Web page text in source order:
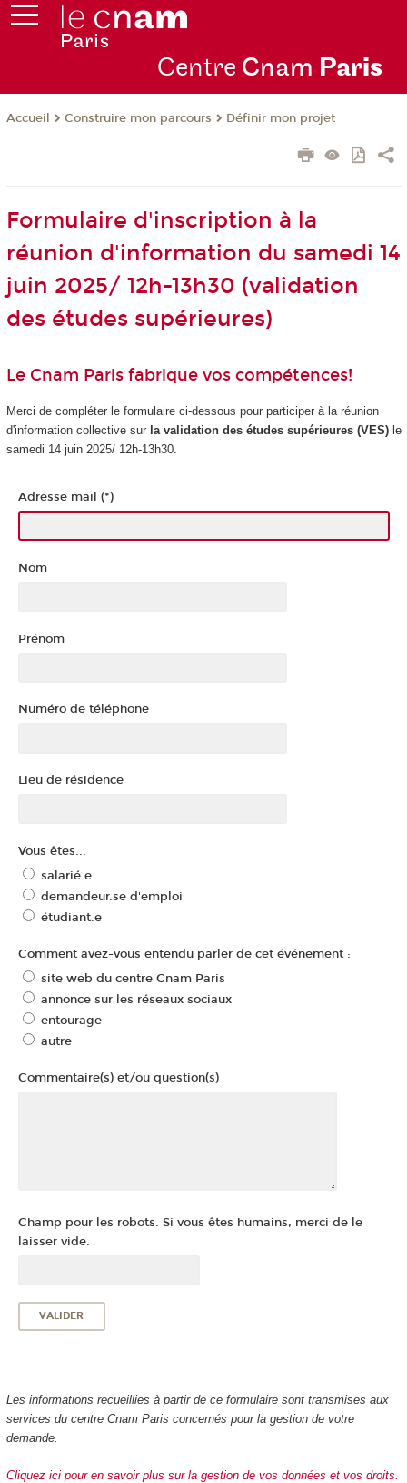
Centre Cnam Paris
Accueil Construire mon parcours Définir mon projet
Formulaire d'inscription à la
réunion d'information du samedi 14
juin 2025/ 12h-13h30 (validation
des études supérieures)
Le Cnam Paris fabrique vos compétences!
Merci de compléter le formulaire ci-dessous pour participer à la réunion
d'information collective sur la validation des études supérieures(VES)le
samedi 14 juin 2025/ 12h-13h30.
Adresse mail (*)
Nom
Prénom
Numéro de téléphone
Lieu de résidence
Vous êtes...
salarié.e
demandeur.se d'emploi
étudiant.e
Comment avez-vous entendu parler de cet événement :
site web du centre Cnam Paris
annonce sur les réseaux sociaux
entourage
autre
Commentaire(s) et/ou question(s)
Champ pour les robots. Si vous êtes humains, merci de le
laisser vide.
Les informations recueillies à partir de ce formulaire sont transmises aux
services du centre Cnam Paris concernés pour la gestion de votre
demande.
Cliquez ici pour en savoir plus sur la gestion de vos données et vos droits.